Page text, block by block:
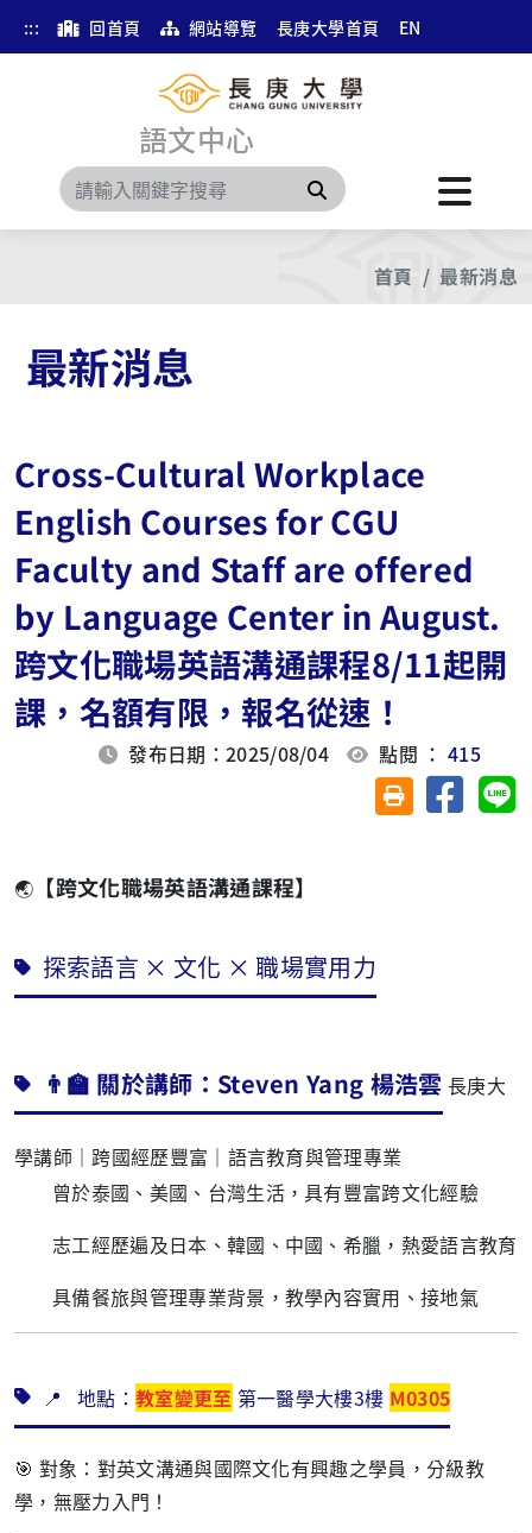
::: 回首頁 網站導覽 長庚大學首頁 EN
語文中心
搜尋
首頁 最新消息
最新消息
Cross-Cultural Workplace
English Courses for CGU
Faculty and Staff are offered
by Language Center in August.
跨文化職場英語溝通課程8/11起開
課，名額有限，報名從速！
發布日期：2025/08/04 點閱 ：415
友善列印(另開視
分享至
🌏 【跨文化職場英語溝通課程】
探索語言 × 文化 × 職場實用力
👨‍🏫 關於講師：Steven Yang 楊浩雲 長庚大
學講師｜跨國經歷豐富｜語言教育與管理專業
曾於泰國、美國、台灣生活，具有豐富跨文化經驗
志工經歷遍及日本、韓國、中國、希臘，熱愛語言教育
具備餐旅與管理專業背景，教學內容實用、接地氣
📍 地點： 教室變更至 第一醫學大樓3樓 M0305
🎯 對象：對英文溝通與國際文化有興趣之學員，分級教
學，無壓力入門！